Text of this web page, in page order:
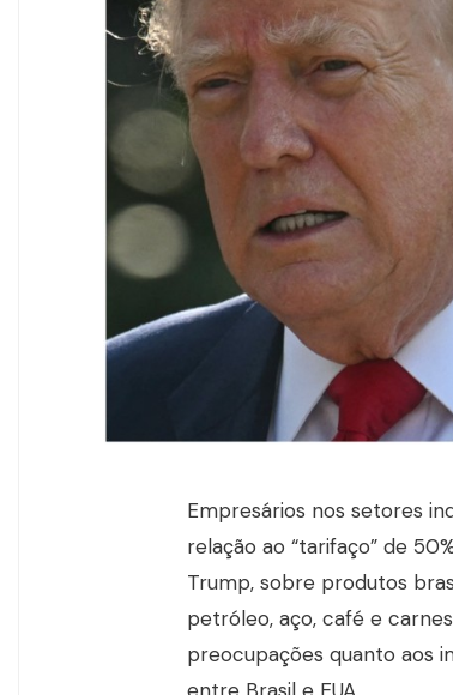
Empresários nos setores
relação ao “tarifaço” de
Trump, sobre produtos
petróleo, aço, café e
preocupações quanto aos